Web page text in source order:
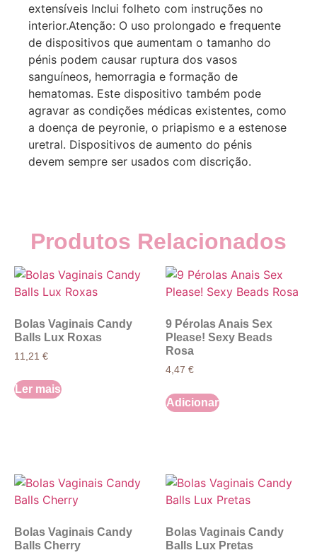
extensíveis Inclui folheto com instruções no
interior.Atenção: O uso prolongado e frequente
de dispositivos que aumentam o tamanho do
pénis podem causar ruptura dos vasos
sanguíneos, hemorragia e formação de
hematomas. Este dispositivo também pode
agravar as condições médicas existentes, como
a doença de peyronie, o priapismo e a estenose
uretral. Dispositivos de aumento do pénis
devem sempre ser usados com discrição.
Produtos Relacionados
Bolas Vaginais Candy
Balls Lux Roxas
11,21 €
Ler mais
9 Pérolas Anais Sex
Please! Sexy Beads
Rosa
4,47 €
Adicionar
Bolas Vaginais Candy
Balls Cherry
Bolas Vaginais Candy
Balls Lux Pretas